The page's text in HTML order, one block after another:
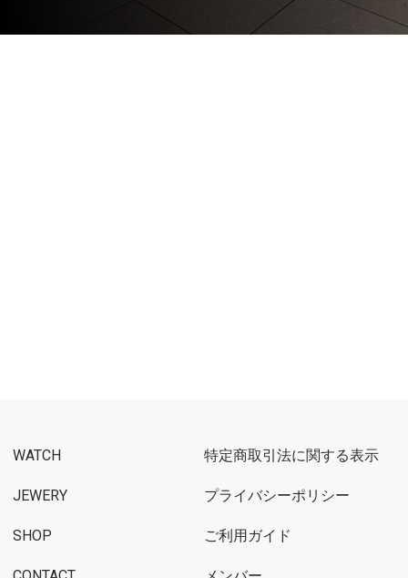
WATCH
JEWERY
SHOP
特定商取引法に関する表示
プライバシーポリシー
ご利用ガイド